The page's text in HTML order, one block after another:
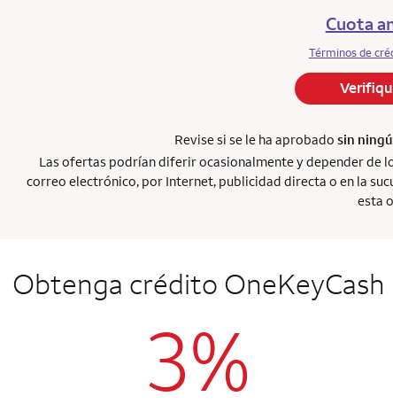
Cuota
Términos de
Revise si se le ha aprobado sin
Las ofertas podrían diferir ocasionalmente y depender de
correo electrónico, por Internet, publicidad directa o en la
esta
Obtenga crédito OneKeyCash
3%